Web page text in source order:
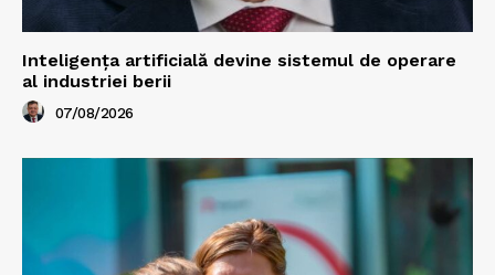
Inteligența artificială devine sistemul de operare
al industriei berii
07/08/2026